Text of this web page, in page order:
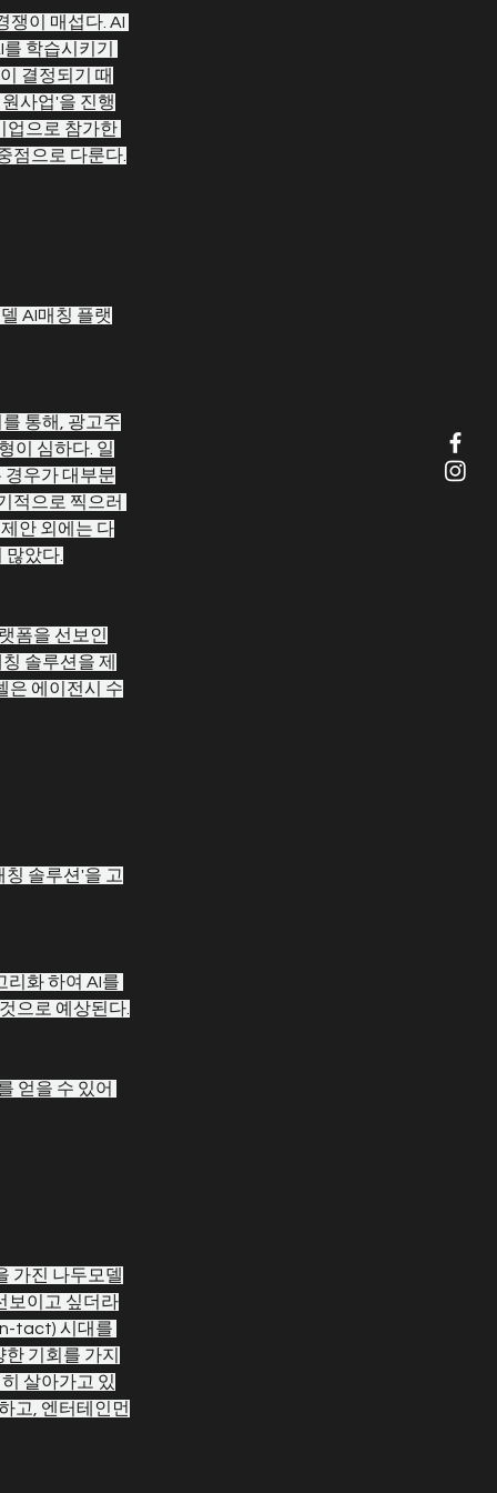
쟁이 매섭다. AI
학습시키기
결정되기 때
사업'을 진행
업으로 참가한
점으로 다룬다.
AI매칭 플랫
통해, 광고주
이 심하다. 일
경우가 대부분
적으로 찍으러
안 외에는 다
았다.
폼을 선보인
솔루션을 제
은 에이전시 수
솔루션'을 고
리화 하여 AI를
으로 예상된다.
얻을 수 있어
가진 나두모델
보이고 싶더라
tact) 시대를
기회를 가지
살아가고 있
고, 엔터테인먼